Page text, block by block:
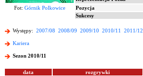
Fot: Górnik Polkowice Pozycja
Sukcesy
Występy: 2007/08 2008/09 2009/10 2010/11 2011/12
Kariera
Sezon 2010/11
data rozgrywki